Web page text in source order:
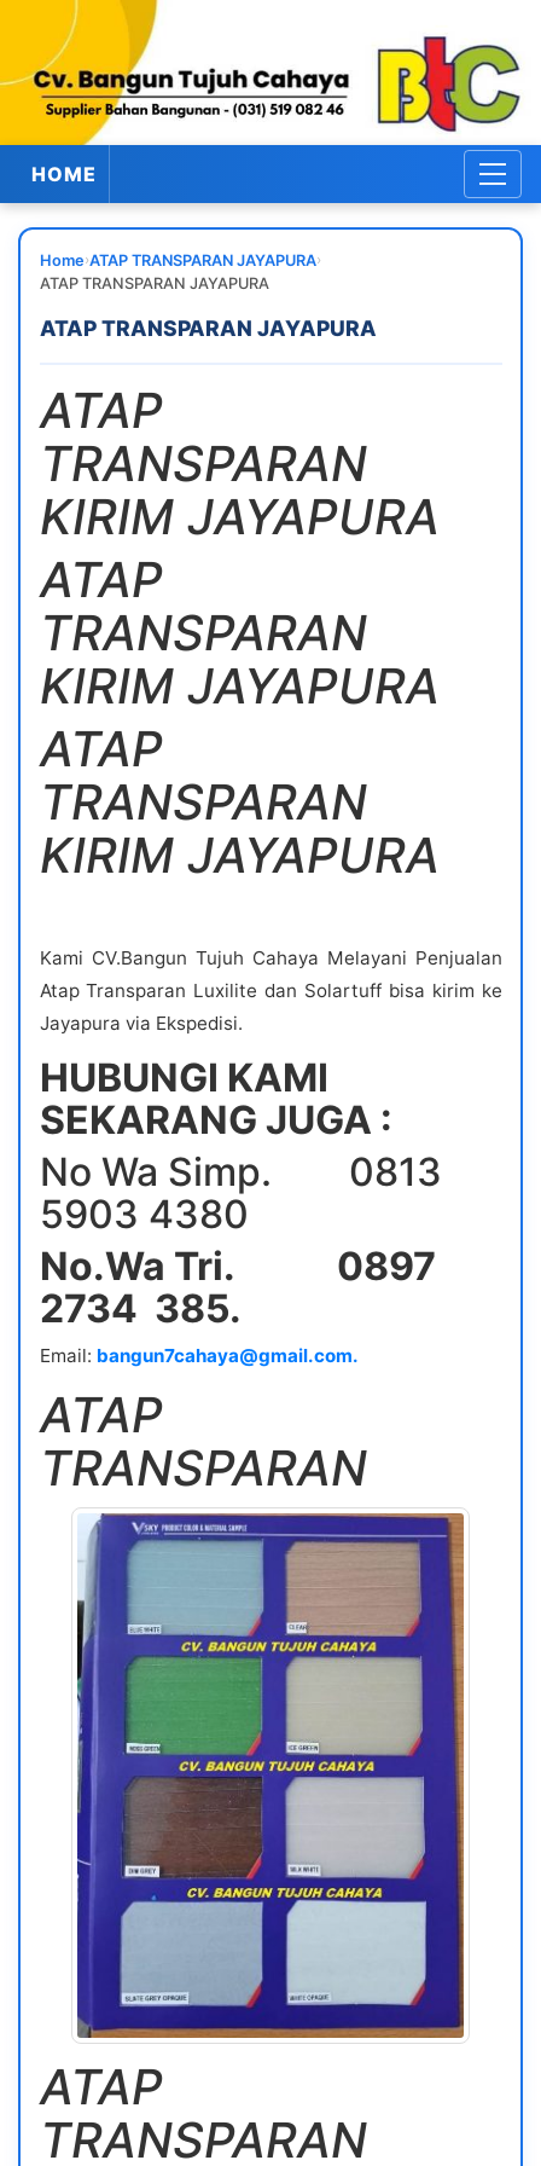
HOME
Home›ATAP TRANSPARAN JAYAPURA›
ATAP TRANSPARAN JAYAPURA
ATAP TRANSPARAN JAYAPURA
ATAP
TRANSPARAN
KIRIM JAYAPURA
ATAP
TRANSPARAN
KIRIM JAYAPURA
ATAP
TRANSPARAN
KIRIM JAYAPURA
Kami CV.Bangun Tujuh Cahaya Melayani Penjualan
Atap Transparan Luxilite dan Solartuff bisa kirim ke
Jayapura via Ekspedisi.
HUBUNGI KAMI
SEKARANG JUGA :
No Wa Simp. 0813
5903 4380
No.Wa Tri. 0897
2734 385.
Email: bangun7cahaya@gmail.com.
ATAP
TRANSPARAN
ATAP
TRANSPARAN